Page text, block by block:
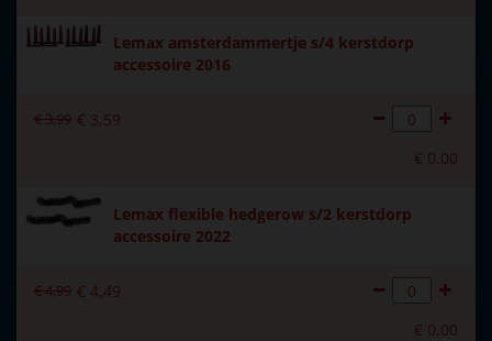
Lemax amsterdammertje s/4 kerstdorp
accessoire 2016
€3,99 € 3,59
€ 0,00
Lemax flexible hedgerow s/2 kerstdorp
accessoire 2022
€4,99 € 4,49
€ 0,00